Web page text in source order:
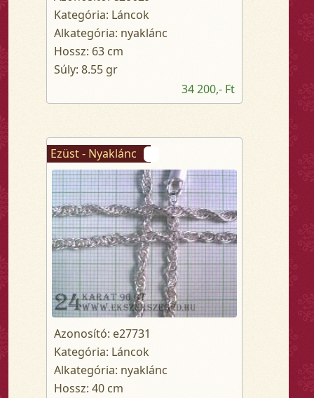
Kategória: Láncok
Alkategória: nyaklánc
Hossz: 63 cm
Súly: 8.55 gr
34 200,- Ft
Ezüst - Nyaklánc
Azonosító: e27731
Kategória: Láncok
Alkategória: nyaklánc
Hossz: 40 cm